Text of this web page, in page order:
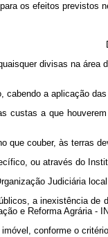
os efeitos previstos
divisas na
a aplicação
custas a que
que couber, às terras
ou através do
Judiciária
a inexistência
e Reforma Agrária -
conforme o